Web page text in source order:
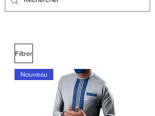
Filtrer
Nouveau